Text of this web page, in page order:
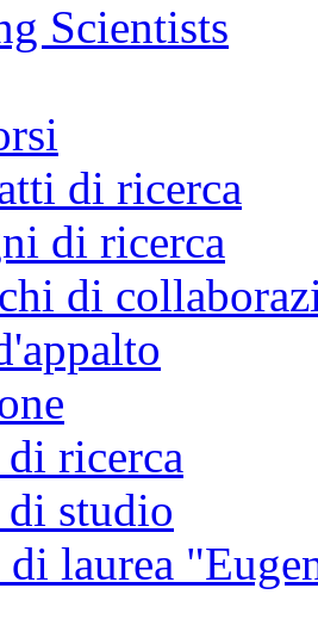
Scientists
di ricerca
di ricerca
di
ricerca
di studio
di laurea